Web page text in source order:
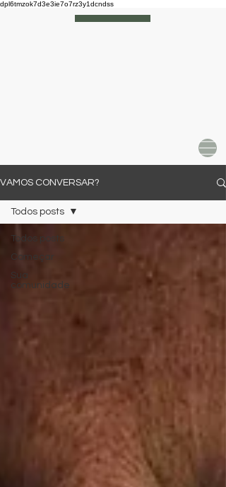
dpl6tmzok7d3e3ie7o7rz3y1dcndss
VAMOS CONVERSAR?
Todos posts
Começar
Sua
comunidade
Todos posts